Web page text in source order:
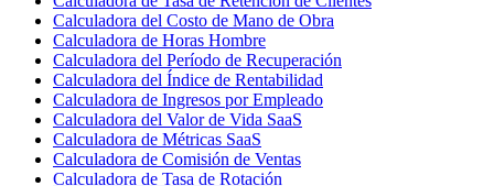
Calculadora del Costo de Mano de Obra
Calculadora de Horas Hombre
Calculadora del Período de Recuperación
Calculadora del Índice de Rentabilidad
Calculadora de Ingresos por Empleado
Calculadora del Valor de Vida SaaS
Calculadora de Métricas SaaS
Calculadora de Comisión de Ventas
Calculadora de Tasa de Rotación